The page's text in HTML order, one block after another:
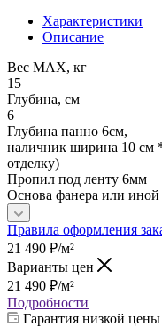
Характеристики
Описание
Вес МАХ, кг
15
Глубина, см
6
Глубина панно 6см,
наличник ширина 10 см
отделку)
Пропил под ленту 6мм
Основа фанера или иной
Правила оформления
21 490 ₽/м²
Варианты цен
21 490 ₽/м²
Подробности
Гарантия низкой цены